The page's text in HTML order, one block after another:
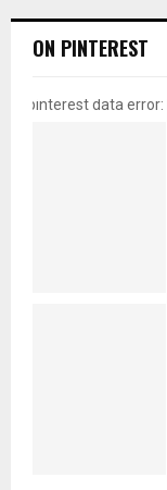
ON PINTEREST
pinterest data